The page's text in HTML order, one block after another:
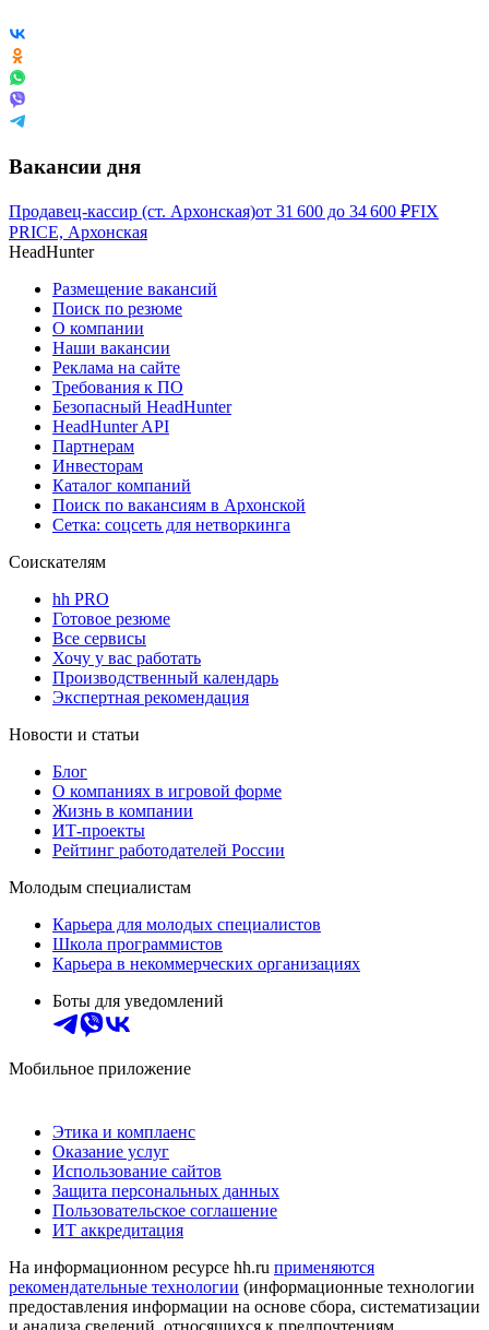
Вакансии дня
Продавец-кассир (ст. Архонская)от 31 600 до 34 600 ₽FIX
PRICE, Архонская
HeadHunter
Размещение вакансий
Поиск по резюме
О компании
Наши вакансии
Реклама на сайте
Требования к ПО
Безопасный HeadHunter
HeadHunter API
Партнерам
Инвесторам
Каталог компаний
Поиск по вакансиям в Архонской
Сетка: соцсеть для нетворкинга
Соискателям
hh PRO
Готовое резюме
Все сервисы
Хочу у вас работать
Производственный календарь
Экспертная рекомендация
Новости и статьи
Блог
О компаниях в игровой форме
Жизнь в компании
ИТ-проекты
Рейтинг работодателей России
Молодым специалистам
Карьера для молодых специалистов
Школа программистов
Карьера в некоммерческих организациях
Боты для уведомлений
Мобильное приложение
Этика и комплаенс
Оказание услуг
Использование сайтов
Защита персональных данных
Пользовательское соглашение
ИТ аккредитация
На информационном ресурсе hh.ru применяются
рекомендательные технологии (информационные технологии
предоставления информации на основе сбора, систематизации